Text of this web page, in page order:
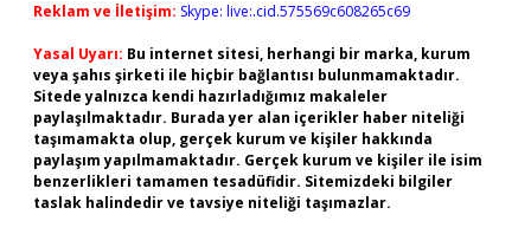
Reklam ve İletişim: Skype: live:.cid.575569c608265c69
Yasal Uyarı: Bu internet sitesi, herhangi bir marka, kurum
veya şahıs şirketi ile hiçbir bağlantısı bulunmamaktadır.
Sitede yalnızca kendi hazırladığımız makaleler
paylaşılmaktadır. Burada yer alan içerikler haber niteliği
taşımamakta olup, gerçek kurum ve kişiler hakkında
paylaşım yapılmamaktadır. Gerçek kurum ve kişiler ile isim
benzerlikleri tamamen tesadüfidir. Sitemizdeki bilgiler
taslak halindedir ve tavsiye niteliği taşımazlar.